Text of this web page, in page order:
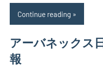
Continue reading
アーバネックス
報